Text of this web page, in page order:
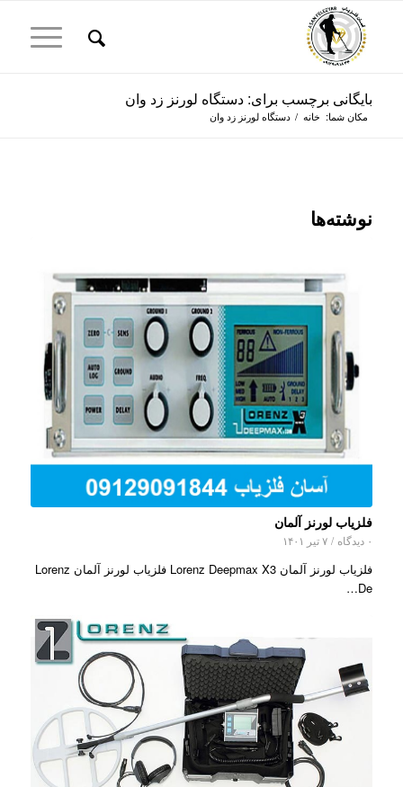
بایگانی برچسب برای: دستگاه لورنز زد وان
مکان شما: خانه / دستگاه لورنز زد وان
نوشته‌ها
فلزیاب لورنز آلمان
۰ دیدگاه / ۷ تیر ۱۴۰۱
فلزیاب لورنز آلمان Lorenz Deepmax X3 فلزیاب لورنز آلمان Lorenz
De…